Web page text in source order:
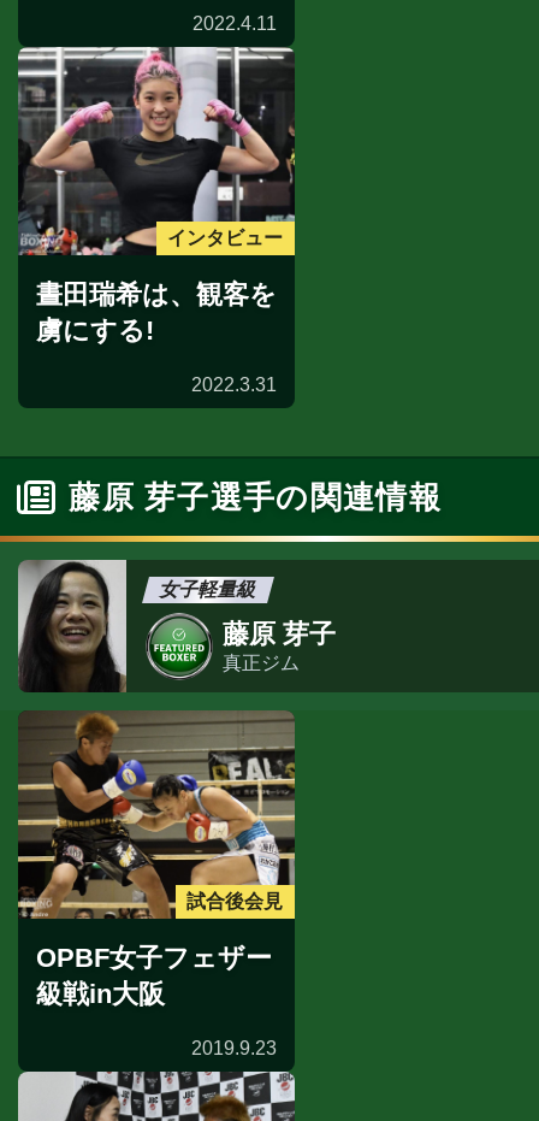
2022.4.11
インタビュー
晝田瑞希は、観客を
虜にする!
2022.3.31
藤原 芽子選手の関連情報
女子軽量級
藤原 芽子
真正ジム
試合後会見
OPBF女子フェザー
級戦in大阪
2019.9.23